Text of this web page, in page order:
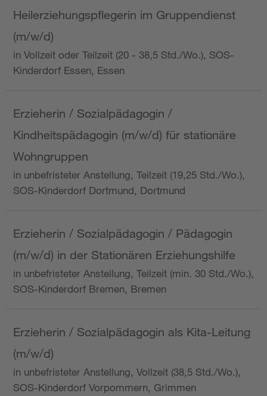
Heilerziehungspflegerin im Gruppendienst
(m/w/d)
in Vollzeit oder Teilzeit (20 - 38,5 Std./Wo.), SOS-
Kinderdorf Essen, Essen
Erzieherin / Sozialpädagogin /
Kindheitspädagogin (m/w/d) für stationäre
Wohngruppen
in unbefristeter Anstellung, Teilzeit (19,25 Std./Wo.),
SOS-Kinderdorf Dortmund, Dortmund
Erzieherin / Sozialpädagogin / Pädagogin
(m/w/d) in der Stationären Erziehungshilfe
in unbefristeter Anstellung, Teilzeit (min. 30 Std./Wo.),
SOS-Kinderdorf Bremen, Bremen
Erzieherin / Sozialpädagogin als Kita-Leitung
(m/w/d)
in unbefristeter Anstellung, Vollzeit (38,5 Std./Wo.),
SOS-Kinderdorf Vorpommern, Grimmen